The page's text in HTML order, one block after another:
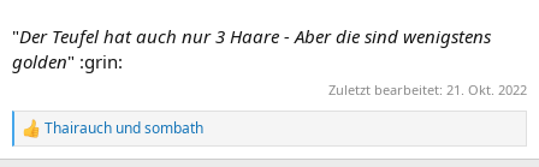
"Der Teufel hat auch nur 3 Haare - Aber die sind wenigstens
golden" :grin:
Zuletzt bearbeitet: 21. Okt. 2022
R
e
Thairauch undsombath